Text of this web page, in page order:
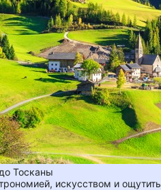
Тосканы
искусством и